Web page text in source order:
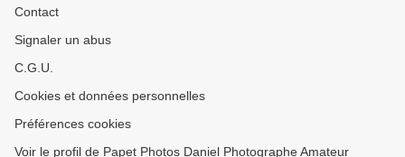
Contact
Signaler un abus
C.G.U.
Cookies et données personnelles
Préférences cookies
Voir le profil de Papet Photos Daniel Photographe Amateur